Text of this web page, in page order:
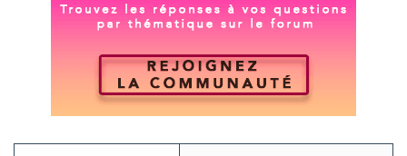
Copy URL